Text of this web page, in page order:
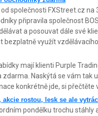
společnosti FXStreet.cz
připravila společnost
a posouvat dále své
využít
mají klienti Purple
zdarma. Naskýtá se vám tak
konkrétně jde, si přečtěte
rostou, lesk se ale
pondělku trochu stáhly